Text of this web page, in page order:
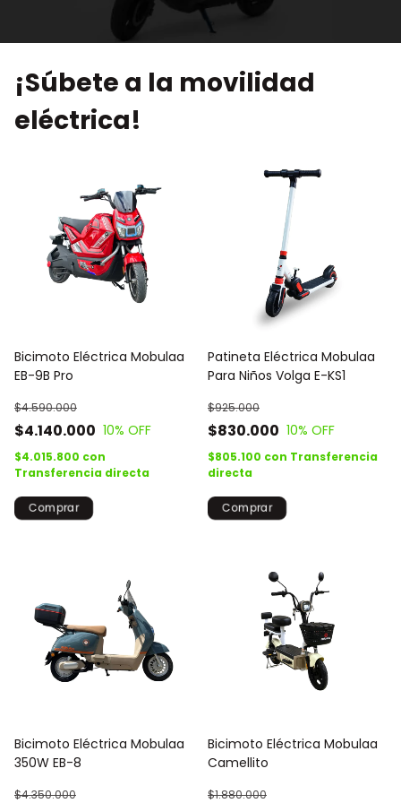
¡Súbete a la movilidad
eléctrica!
Bicimoto Eléctrica Mobulaa
EB-9B Pro
$4.140.000
$4.590.000
10% OFF
$4.015.800 con
Transferencia directa
Patineta Eléctrica Mobulaa
Para Niños Volga E-KS1
$830.000
$925.000
10% OFF
$805.100 con Transferencia
directa
Bicimoto Eléctrica Mobulaa
350W EB-8
$4.350.000
Bicimoto Eléctrica Mobulaa
Camellito
$1.880.000